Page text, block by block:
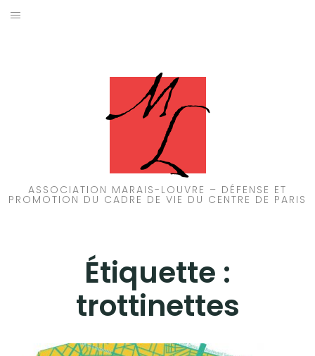
Aller
ASSOCIATION MARAIS-LOUVRE – DÉFENSE ET
PROMOTION DU CADRE DE VIE DU CENTRE DE PARIS
Étiquette :
trottinettes